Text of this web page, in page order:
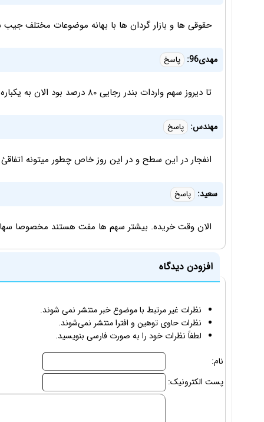
حقوقی ها و بازار گردان ها با بهانه موضوعات مختلف جیب
مهدی96: پاسخ
تا دیروز سهم واردات بندر رجایی ۸۰ درصد بود الان به یکباره شده ۸ درصد!!!
مهندس: پاسخ
انفجار در این سطح و در این روز خاص چطور میتونه
سعید: پاسخ
الان وقت خریده. بیشتر سهم ها مفت هستند مخصوصا سهام
افزودن دیدگاه
نظرات غیر مرتبط با موضوع خبر منتشر نمی شوند.
نظرات حاوی توهین و افترا منتشر نمی‌شوند.
لطفاً نظرات خود را به صورت فارسی بنویسید.
نام:
پست الکترونیک: